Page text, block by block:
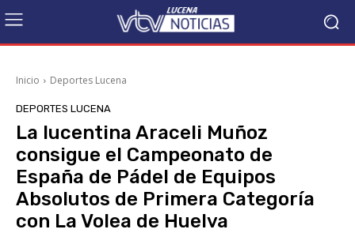
Inicio Deportes Lucena
DEPORTES LUCENA
La lucentina Araceli Muñoz
consigue el Campeonato de
España de Pádel de Equipos
Absolutos de Primera Categoría
con La Volea de Huelva